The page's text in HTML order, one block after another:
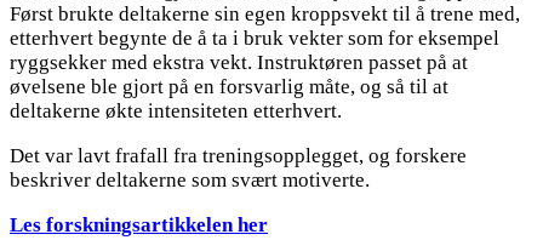
Først brukte deltakerne sin egen kroppsvekt til å trene med,
etterhvert begynte de å ta i bruk vekter som for eksempel
ryggsekker med ekstra vekt. Instruktøren passet på at
øvelsene ble gjort på en forsvarlig måte, og så til at
deltakerne økte intensiteten etterhvert.
Det var lavt frafall fra treningsopplegget, og forskere
beskriver deltakerne som svært motiverte.
Les forskningsartikkelen her